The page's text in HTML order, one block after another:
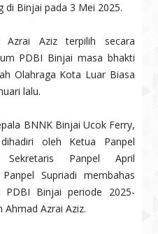
di Binjai pada 3 Mei 2025.
Azrai Aziz terpilih secara
PDBI Binjai masa bhakti
Olahraga Kota Luar Biasa
lalu.
BNNK Binjai Ucok Ferry,
oleh Ketua Panpel
Sekretaris Panpel April
Supriadi membahas
PDBI Binjai periode 2025-
Azrai Aziz.